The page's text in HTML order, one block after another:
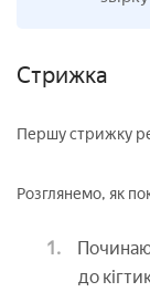
Стрижка
Першу стрижку
Розглянемо, як
до